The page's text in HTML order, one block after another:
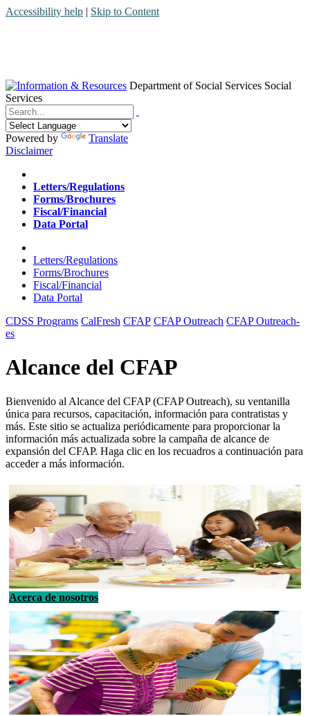
Accessibility help | Skip to Content
Department of Social Services Social
Services
Menu
Contact
Search
Powered by
Translate
Disclaimer
Home
Letters/Regulations
Forms/Brochures
Fiscal/Financial
Data Portal
Home
Letters/Regulations
Forms/Brochures
Fiscal/Financial
Data Portal
CDSS Programs CalFresh CFAP CFAP Outreach CFAP Outreach-
es
Alcance del CFAP
Bienvenido al Alcance del CFAP (CFAP Outreach), su ventanilla
única para recursos, capacitación, información para contratistas y
más. Este sitio se actualiza periódicamente para proporcionar la
información más actualizada sobre la campaña de alcance de
expansión del CFAP. Haga clic en los recuadros a continuación para
acceder a más información.
Acerca de nosotros